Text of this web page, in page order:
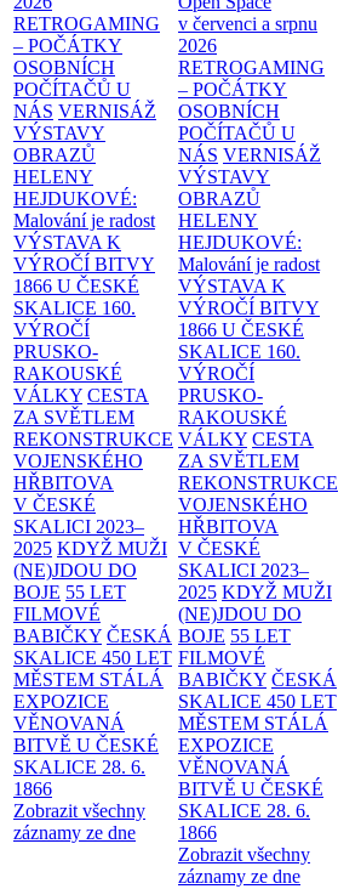
RETROGAMING
– POČÁTKY
OSOBNÍCH
POČÍTAČŮ U
NÁS VERNISÁŽ
VÝSTAVY
OBRAZŮ
HELENY
HEJDUKOVÉ:
Malování je radost
VÝSTAVA K
VÝROČÍ BITVY
1866 U ČESKÉ
SKALICE 160.
VÝROČÍ
PRUSKO-
RAKOUSKÉ
VÁLKY CESTA
ZA SVĚTLEM
REKONSTRUKCE
VOJENSKÉHO
HŘBITOVA
V ČESKÉ
SKALICI 2023–
2025 KDYŽ MUŽI
(NE)JDOU DO
BOJE 55 LET
FILMOVÉ
BABIČKY ČESKÁ
SKALICE 450 LET
MĚSTEM STÁLÁ
EXPOZICE
VĚNOVANÁ
BITVĚ U ČESKÉ
SKALICE 28. 6.
1866
Zobrazit všechny
záznamy ze dne
v červenci a srpnu
2026
RETROGAMING
– POČÁTKY
OSOBNÍCH
POČÍTAČŮ U
NÁS VERNISÁŽ
VÝSTAVY
OBRAZŮ
HELENY
HEJDUKOVÉ:
Malování je radost
VÝSTAVA K
VÝROČÍ BITVY
1866 U ČESKÉ
SKALICE 160.
VÝROČÍ
PRUSKO-
RAKOUSKÉ
VÁLKY CESTA
ZA SVĚTLEM
REKONSTRUKCE
VOJENSKÉHO
HŘBITOVA
V ČESKÉ
SKALICI 2023–
2025 KDYŽ MUŽI
(NE)JDOU DO
BOJE 55 LET
FILMOVÉ
BABIČKY ČESKÁ
SKALICE 450 LET
MĚSTEM STÁLÁ
EXPOZICE
VĚNOVANÁ
BITVĚ U ČESKÉ
SKALICE 28. 6.
1866
Zobrazit všechny
záznamy ze dne